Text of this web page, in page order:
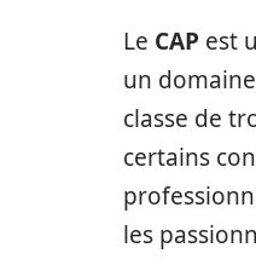
Le CAP est
un
classe de
certains
les